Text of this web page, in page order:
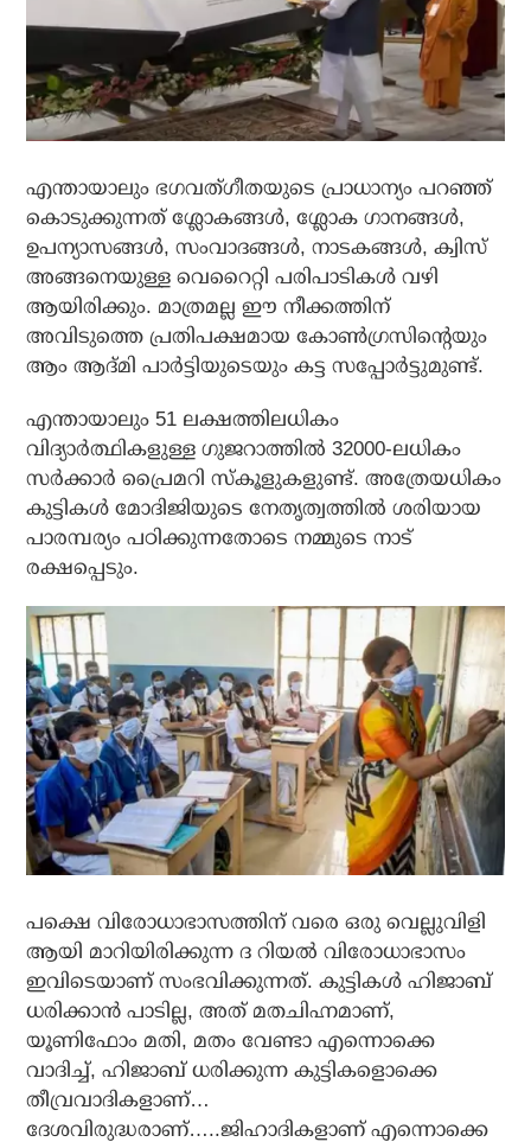
എന്തായാലും ഭഗവത്ഗീതയുടെ പ്രാധാന്യം പറഞ്ഞ്
കൊടുക്കുന്നത് ശ്ലോകങ്ങള്‍, ശ്ലോക ഗാനങ്ങള്‍,
ഉപന്യാസങ്ങള്‍, സംവാദങ്ങള്‍, നാടകങ്ങള്‍, ക്വിസ്
അങ്ങനെയുള്ള വെറൈറ്റി പരിപാടികള്‍ വഴി
ആയിരിക്കും. മാത്രമല്ല ഈ നീക്കത്തിന്
അവിടുത്തെ പ്രതിപക്ഷമായ കോണ്‍ഗ്രസിന്റെയും
ആം ആദ്മി പാര്‍ട്ടിയുടെയും കട്ട സപ്പോര്‍ട്ടുമുണ്ട്.
എന്തായാലും 51 ലക്ഷത്തിലധികം
വിദ്യാര്‍ത്ഥികളുള്ള ഗുജറാത്തില്‍ 32000-ലധികം
സര്‍ക്കാര്‍ പ്രൈമറി സ്‌കൂളുകളുണ്ട്. അത്രേയധികം
കുട്ടികള്‍ മോദിജിയുടെ നേതൃത്വത്തില്‍ ശരിയായ
പാരമ്പര്യം പഠിക്കുന്നതോടെ നമ്മുടെ നാട്
രക്ഷപ്പെടും.
പക്ഷെ വിരോധാഭാസത്തിന് വരെ ഒരു വെല്ലുവിളി
ആയി മാറിയിരിക്കുന്ന ദ റിയല്‍ വിരോധാഭാസം
ഇവിടെയാണ് സംഭവിക്കുന്നത്. കുട്ടികള്‍ ഹിജാബ്
ധരിക്കാന്‍ പാടില്ല, അത് മതചിഹ്നമാണ്,
യൂണിഫോം മതി, മതം വേണ്ടാ എന്നൊക്കെ
വാദിച്ച്, ഹിജാബ് ധരിക്കുന്ന കുട്ടികളൊക്കെ
തീവ്രവാദികളാണ്…
ദേശവിരുദ്ധരാണ്…..ജിഹാദികളാണ് എന്നൊക്കെ